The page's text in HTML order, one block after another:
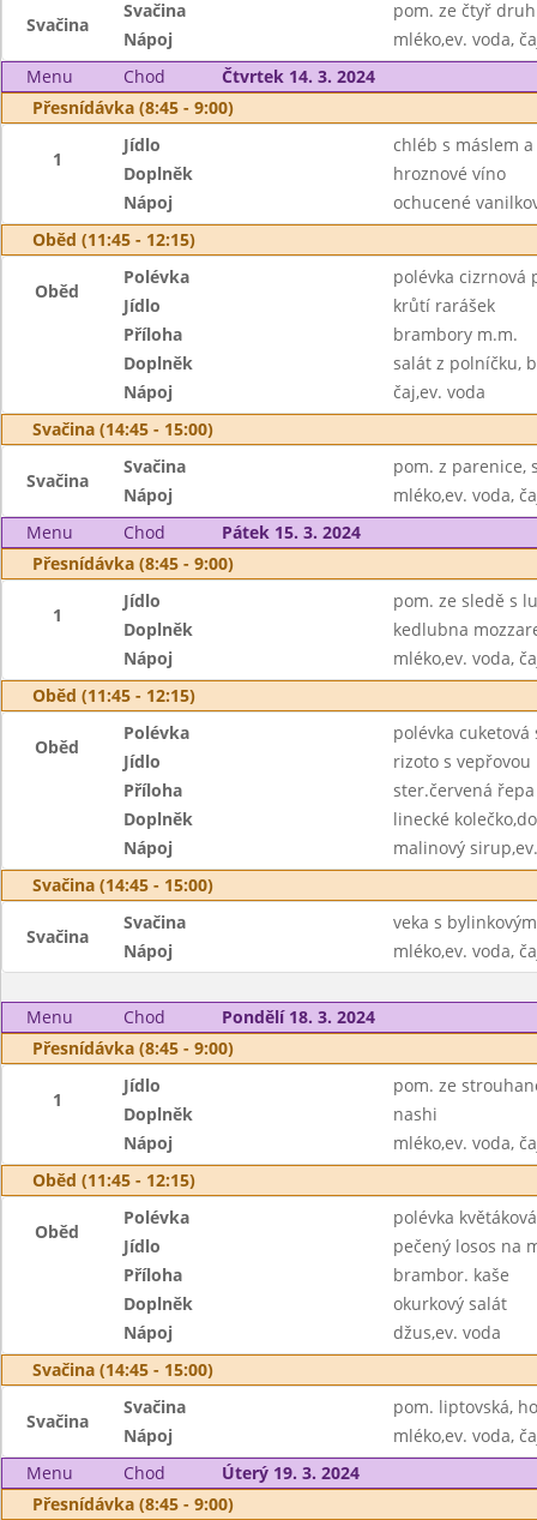
Svačina
Svačina
pom. ze čtyř
Nápoj
mléko,ev. voda,
Menu
Chod
Čtvrtek 14. 3. 2024
Přesnídávka (8:45 - 9:00)
1
Jídlo
chléb s máslem
Doplněk
hroznové víno
Nápoj
ochucené
Oběd (11:45 - 12:15)
Oběd
Polévka
polévka cizrnová
Jídlo
krůtí rarášek
Příloha
brambory m.m.
Doplněk
salát z polníčku,
Nápoj
čaj,ev. voda
Svačina (14:45 - 15:00)
Svačina
Svačina
pom. z parenice,
Nápoj
mléko,ev. voda,
Menu
Chod
Pátek 15. 3. 2024
Přesnídávka (8:45 - 9:00)
1
Jídlo
pom. ze sledě s
Doplněk
kedlubna
Nápoj
mléko,ev. voda,
Oběd (11:45 - 12:15)
Oběd
Polévka
polévka
Jídlo
rizoto s
Příloha
ster.červená řepa
Doplněk
linecké
Nápoj
malinový
Svačina (14:45 - 15:00)
Svačina
Svačina
veka s
Nápoj
mléko,ev. voda,
Menu Chod
Pondělí 18. 3. 2024
Přesnídávka (8:45 - 9:00)
1
Jídlo
pom. ze
Doplněk
nashi
Nápoj
mléko,ev. voda,
Oběd (11:45 - 12:15)
Oběd
Polévka
polévka
Jídlo
pečený losos na
Příloha
brambor. kaše
Doplněk
okurkový salát
Nápoj
džus,ev. voda
Svačina (14:45 - 15:00)
Svačina
Svačina
pom. liptovská,
Nápoj
mléko,ev. voda,
Menu
Chod
Úterý 19. 3. 2024
Přesnídávka (8:45 - 9:00)